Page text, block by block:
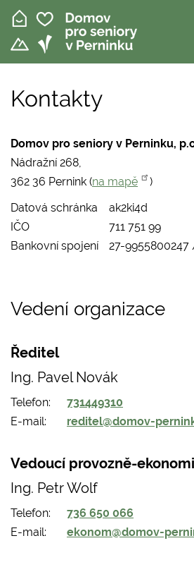
Přejít
hlavnímu
obsahu
Kontakty
Domov pro seniory v Perninku,
Nádražní 268,
362 36 Pernink (na mapě
)
Datová schránka
ak2ki4d
IČO
711 751 99
Bankovní spojení
27-
Vedení organizace
Ředitel
Ing. Pavel Novák
Telefon
731449310
E-mail
reditel@domov-
Vedoucí provozně-
Ing. Petr Wolf
Telefon
736 650 066
E-mail
ekonom@domov-